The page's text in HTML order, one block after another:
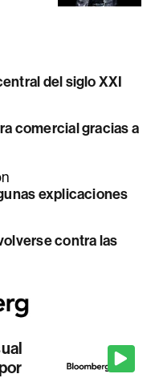
del siglo XXI
comercial gracias a
explicaciones
contra las